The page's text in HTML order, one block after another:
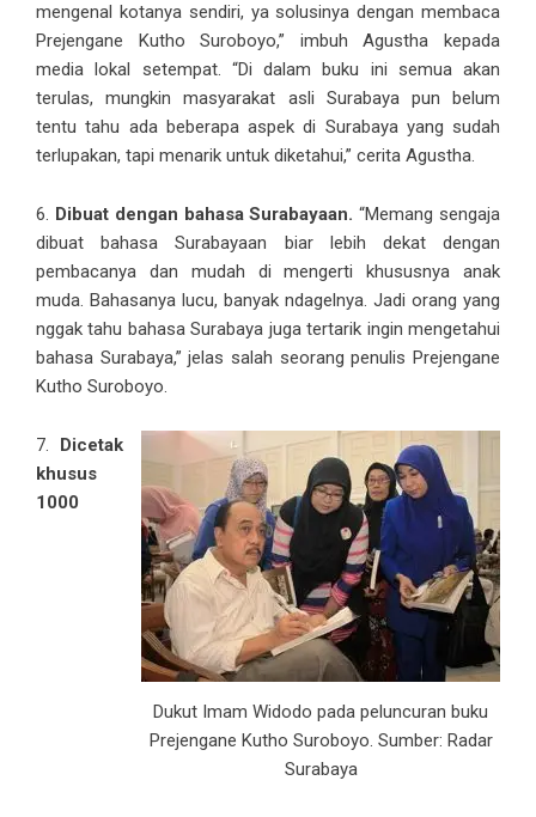
mengenal kotanya sendiri, ya solusinya dengan membaca
Prejengane Kutho Suroboyo,” imbuh Agustha kepada
media lokal setempat. “Di dalam buku ini semua akan
terulas, mungkin masyarakat asli Surabaya pun belum
tentu tahu ada beberapa aspek di Surabaya yang sudah
terlupakan, tapi menarik untuk diketahui,” cerita Agustha.
6. Dibuat dengan bahasa Surabayaan. “Memang sengaja
dibuat bahasa Surabayaan biar lebih dekat dengan
pembacanya dan mudah di mengerti khususnya anak
muda. Bahasanya lucu, banyak ndagelnya. Jadi orang yang
nggak tahu bahasa Surabaya juga tertarik ingin mengetahui
bahasa Surabaya,” jelas salah seorang penulis Prejengane
Kutho Suroboyo.
Dukut Imam Widodo pada peluncuran buku
Prejengane Kutho Suroboyo. Sumber: Radar
Surabaya
7.
Dicetak
khusus
1000